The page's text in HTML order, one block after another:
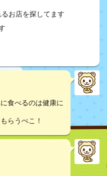
お店を探してます
食べるのは健康に
らうぺこ！